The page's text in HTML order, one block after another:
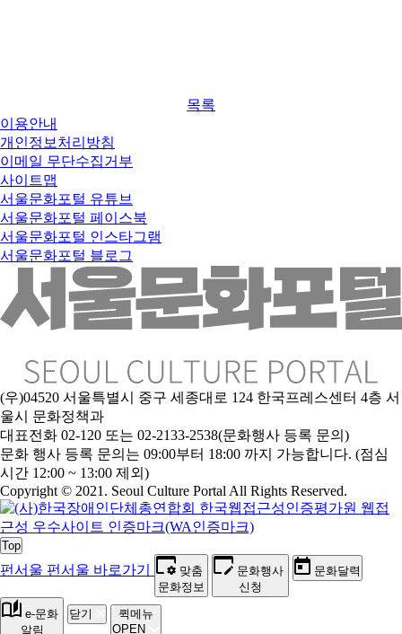
목록
이용안내
개인정보처리방침
이메일 무단수집거부
사이트맵
서울문화포털 유튜브
서울문화포털 페이스북
서울문화포털 인스타그램
서울문화포털 블로그
(우)04520 서울특별시 중구 세종대로 124 한국프레스센터 4층 서
울시 문화정책과
대표전화 02-120 또는 02-2133-2538(문화행사 등록 문의)
문화 행사 등록 문의는 09:00부터 18:00 까지 가능합니다. (점심
시간 12:00 ~ 13:00 제외)
Copyright © 2021. Seoul Culture Portal All Rights Reserved.
Top
펀서울 펀서울 바로가기
맞춤
문화정보
문화행사
신청
문화달력
e-문화
알림
닫기
퀵메뉴
OPEN